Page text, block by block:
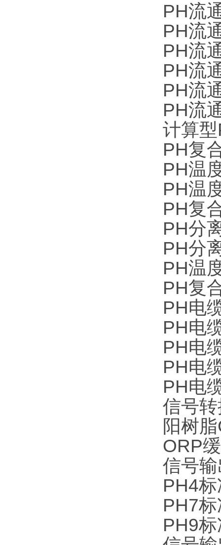
PH流
PH流
PH流
PH流
PH流
PH流
计算
PH复
PH温
PH温
PH复
PH分
PH分
PH温
PH复
PH电
PH电
PH电
PH电
PH电
信号
阳树
ORP
信号
PH4
PH7
PH9